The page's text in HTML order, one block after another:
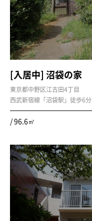
[入居中] 沼袋の家
東京都中野区江古田4丁目
西武新宿線「沼袋駅」徒歩6分
/ 96.6㎡